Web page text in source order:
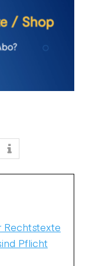
Rechtstexte
Pflicht